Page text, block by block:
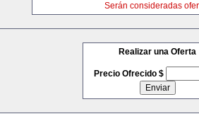
Serán consideradas
Realizar una Oferta
Precio Ofrecido $